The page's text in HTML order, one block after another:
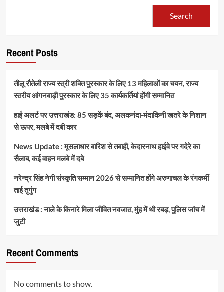
Search
Recent Posts
तीलू रौतेली राज्य स्त्री शक्ति पुरस्कार के लिए 13 महिलाओं का चयन, राज्य
स्तरीय आंगनबाड़ी पुरस्कार के लिए 35 कार्यकर्तियां होंगी सम्मानित
हाई अलर्ट पर उत्तराखंड: 85 सड़कें बंद, अलकनंदा-मंदाकिनी खतरे के निशान
से ऊपर, मलबे में दबी कार
News Update : मूसलाधार बारिश से तबाही, केदारनाथ हाईवे पर गदेरे का
सैलाब, कई वाहन मलबे में दबे
नरेन्द्र सिंह नेगी संस्कृति सम्मान 2026 से सम्मानित होंगे अरुणाचल के रंगकर्मी
ताई तुगुंग
उत्तराखंड : नाले के किनारे मिला जीवित नवजात, मुंह में थी रबड़, पुलिस जांच में
जुटी
Recent Comments
No comments to show.